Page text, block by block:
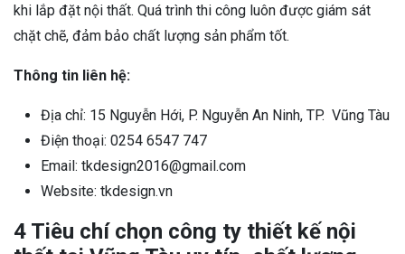
khi lắp đặt nội thất. Quá trình thi công luôn được giám sát
chặt chẽ, đảm bảo chất lượng sản phẩm tốt.
Thông tin liên hệ:
Địa chỉ: 15 Nguyễn Hới, P. Nguyễn An Ninh, TP. Vũng Tàu
Điện thoại: 0254 6547 747
Email: tkdesign2016@gmail.com
Website: tkdesign.vn
4 Tiêu chí chọn công ty thiết kế nội